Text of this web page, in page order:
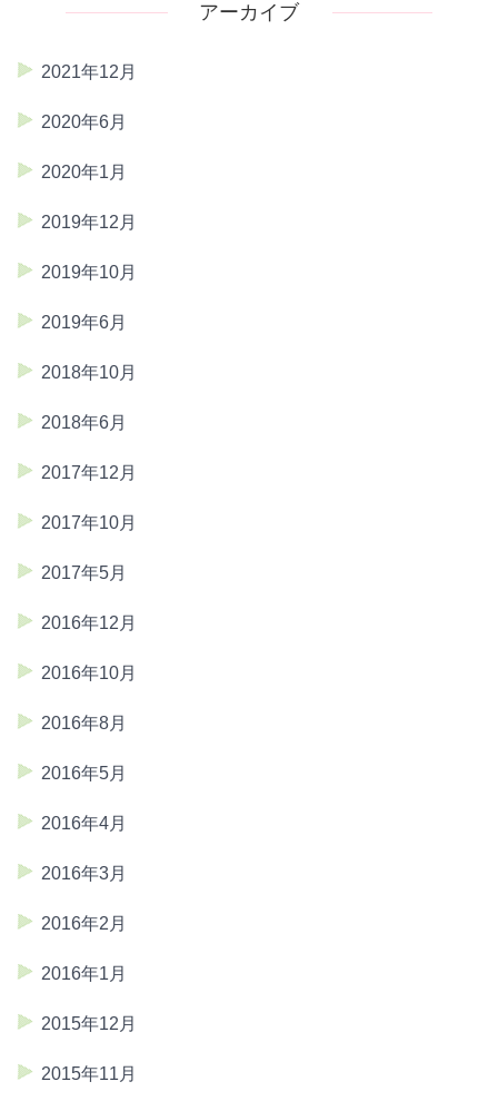
アーカイブ
2021年12月
2020年6月
2020年1月
2019年12月
2019年10月
2019年6月
2018年10月
2018年6月
2017年12月
2017年10月
2017年5月
2016年12月
2016年10月
2016年8月
2016年5月
2016年4月
2016年3月
2016年2月
2016年1月
2015年12月
2015年11月